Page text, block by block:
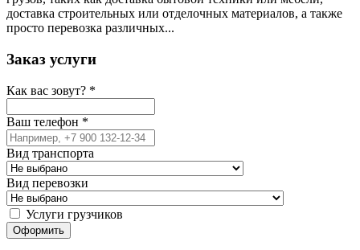
доставка строительных или отделочных материалов, а также
просто перевозка различных...
Заказ услуги
Как вас зовут? *
Ваш телефон *
Вид транспорта
Вид перевозки
Услуги грузчиков